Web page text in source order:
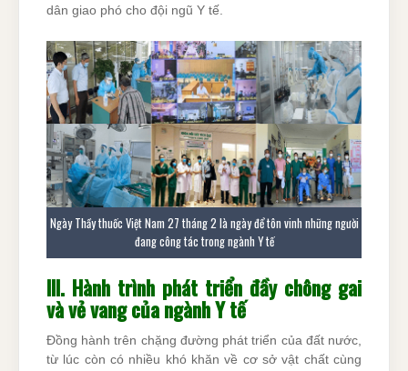
dân giao phó cho đội ngũ Y tế.
Ngày Thầy thuốc Việt Nam 27 tháng 2 là ngày để tôn vinh những người
đang công tác trong ngành Y tế
III. Hành trình phát triển đầy chông gai
và vẻ vang của ngành Y tế
Đồng hành trên chặng đường phát triển của đất nước,
từ lúc còn có nhiều khó khăn về cơ sở vật chất cùng